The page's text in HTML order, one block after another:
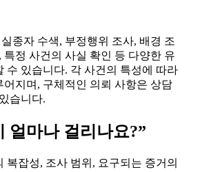
종자 수색, 부정행위 조사, 배경 조
특정 사건의 사실 확인 등 다양한 유
수 있습니다. 각 사건의 특성에 따라
어지며, 구체적인 의뢰 사항은 상담
습니다.
얼마나 걸리나요?”
복잡성, 조사 범위, 요구되는 증거의